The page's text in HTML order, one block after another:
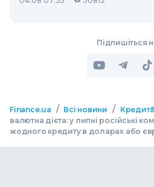
Підпишіться
Finance.ua / Всі новини /
валютна дієта: у липні російські
жодного кредиту в доларах або